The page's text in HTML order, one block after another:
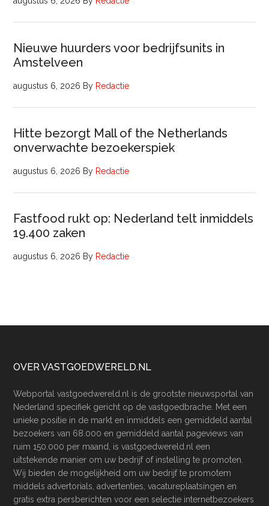
Nieuwe huurders voor bedrijfsunits in
Amstelveen
augustus 6, 2026 By Redactie
Hitte bezorgt Mall of the Netherlands
onverwachte bezoekerspiek
augustus 6, 2026 By Redactie
Fastfood rukt op: Nederland telt inmiddels
19.400 zaken
augustus 6, 2026 By Redactie
Footer
OVER VASTGOEDWERELD.NL
Webportal vastgoedwereld.nl is de grootste nieuwsportal van
Nederland specifiek gericht op de vastgoedbrache. Met een
unieke positie in de markt en inmiddels een gemiddeld aantal
bezoekers van 68.000 en gemiddeld aantal pageviews van
ruim 150.000 per maand, is vastgoedwereld.nl een
uitstekende manier om uw bedrijf of instelling te promoten.
Wij bieden de mogelijkheid om uw bedrijf te promotem
middels advertorials, advertenties, vacatureplaatsingen en
gratis extra persberichten voor een selectie internetbezoekers